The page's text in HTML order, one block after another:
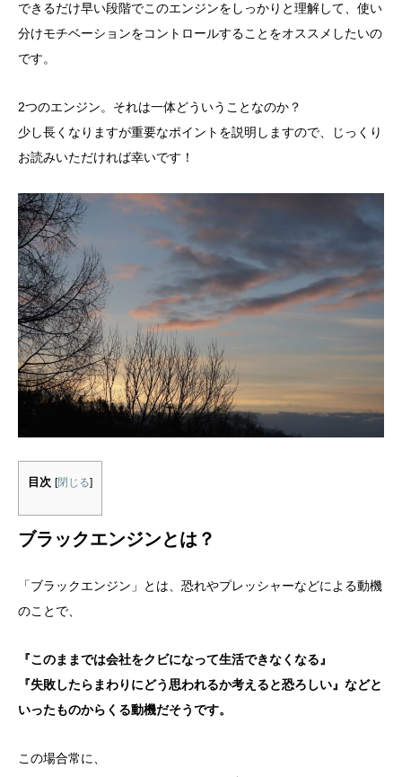
できるだけ早い段階でこのエンジンをしっかりと理解して、使い
分けモチベーションをコントロールすることをオススメしたいの
です。
2つのエンジン。それは一体どういうことなのか？
少し長くなりますが重要なポイントを説明しますので、じっくり
お読みいただければ幸いです！
目次 [閉じる]
ブラックエンジンとは？
「ブラックエンジン」とは、恐れやプレッシャーなどによる動機
のことで、
『このままでは会社をクビになって生活できなくなる』
『失敗したらまわりにどう思われるか考えると恐ろしい』などと
いったものからくる動機だそうです。
この場合常に、